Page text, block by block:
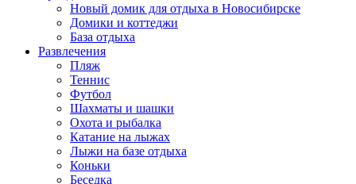
Новый домик для отдыха в Новосибирске
Домики и коттеджи
База отдыха
Развлечения
Пляж
Теннис
Футбол
Шахматы и шашки
Охота и рыбалка
Катание на лыжах
Лыжи на базе отдыха
Коньки
Беседка